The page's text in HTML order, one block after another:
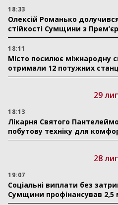
18:33
Олексій Романько
стійкості Сумщини з
18:11
Місто посилює міжнародну
отримали 12 потужних
29
18:13
Лікарня Святого
побутову техніку для
28
19:07
Соціальні виплати без
Сумщини профінансував 2,5